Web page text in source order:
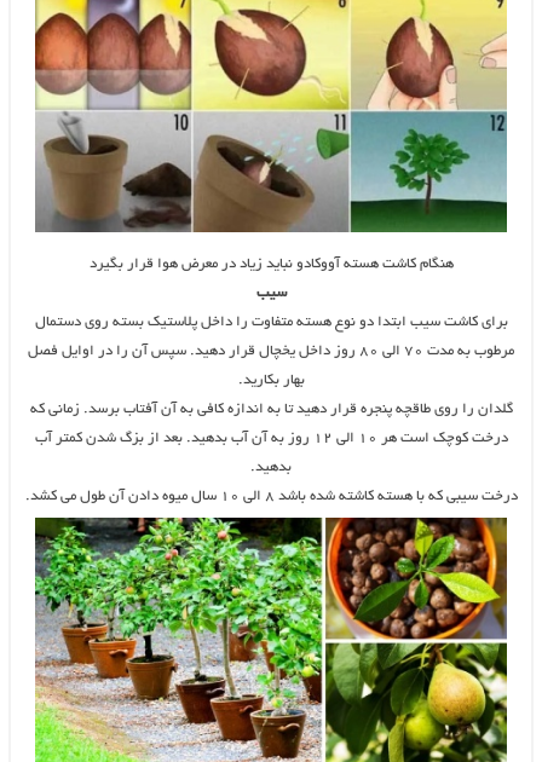
هنگام کاشت هسته آووکادو نباید زیاد در معرض هوا قرار بگیرد
سیب
برای کاشت سیب ابتدا دو نوع هسته متفاوت را داخل پلاستیک بسته روی دستمال
مرطوب به مدت ۷۰ الی ۸۰ روز داخل یخچال قرار دهید. سپس آن را در اوایل فصل
بهار بکارید.
گلدان را روی طاقچه پنجره قرار دهید تا به اندازه کافی به آن آفتاب برسد. زمانی که
درخت کوچک است هر ۱۰ الی ۱۲ روز به آن آب بدهید. بعد از بزگ شدن کمتر آب
بدهید.
درخت سیبی که با هسته کاشته شده باشد ۸ الی ۱۰ سال میوه دادن آن طول می کشد.